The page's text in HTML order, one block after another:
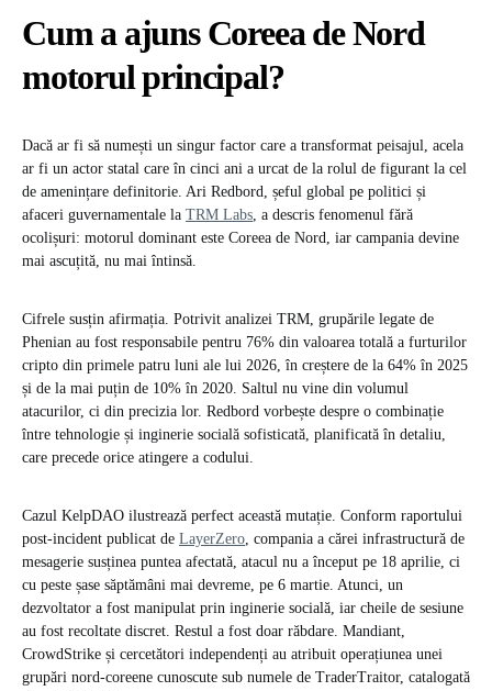
Cum a ajuns Coreea de Nord
motorul principal?
Dacă ar fi să numești un singur factor care a transformat peisajul, acela
ar fi un actor statal care în cinci ani a urcat de la rolul de figurant la cel
de amenințare definitorie. Ari Redbord, șeful global pe politici și
afaceri guvernamentale la TRM Labs, a descris fenomenul fără
ocolișuri: motorul dominant este Coreea de Nord, iar campania devine
mai ascuțită, nu mai întinsă.
Cifrele susțin afirmația. Potrivit analizei TRM, grupările legate de
Phenian au fost responsabile pentru 76% din valoarea totală a furturilor
cripto din primele patru luni ale lui 2026, în creștere de la 64% în 2025
și de la mai puțin de 10% în 2020. Saltul nu vine din volumul
atacurilor, ci din precizia lor. Redbord vorbește despre o combinație
între tehnologie și inginerie socială sofisticată, planificată în detaliu,
care precede orice atingere a codului.
Cazul KelpDAO ilustrează perfect această mutație. Conform raportului
post-incident publicat de LayerZero, compania a cărei infrastructură de
mesagerie susținea puntea afectată, atacul nu a început pe 18 aprilie, ci
cu peste șase săptămâni mai devreme, pe 6 martie. Atunci, un
dezvoltator a fost manipulat prin inginerie socială, iar cheile de sesiune
au fost recoltate discret. Restul a fost doar răbdare. Mandiant,
CrowdStrike și cercetători independenți au atribuit operațiunea unei
grupări nord-coreene cunoscute sub numele de TraderTraitor, catalogată